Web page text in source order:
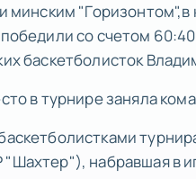
минским "Горизонтом",в
со счетом
баскетболисток
в турнире заняла
набравшая в